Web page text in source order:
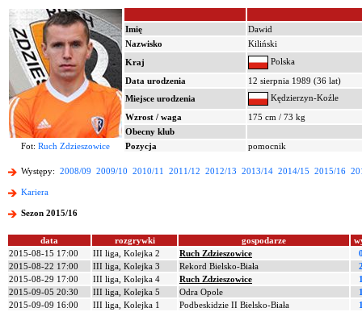
Imię
Dawid
Nazwisko
Kiliński
Kraj
Polska
Data urodzenia
12 sierpnia 1989 (36 lat)
Miejsce urodzenia
Kędzierzyn-Koźle
Wzrost / waga
175 cm / 73 kg
Obecny klub
Fot: Ruch Zdzieszowice Pozycja pomocnik
Występy: 2008/09 2009/10 2010/11 2011/12 2012/13 2013/14 2014/15 2015/16
Kariera
Sezon 2015/16
data rozgrywki gospodarze
2015-08-15 17:00
III liga, Kolejka 2 Ruch Zdzieszowice
2015-08-22 17:00
III liga, Kolejka 3 Rekord Bielsko-Biała
2015-08-29 17:00
III liga, Kolejka 4 Ruch Zdzieszowice
2015-09-05 20:30
III liga, Kolejka 5 Odra Opole
2015-09-09 16:00
III liga, Kolejka 1 Podbeskidzie II Bielsko-Biała